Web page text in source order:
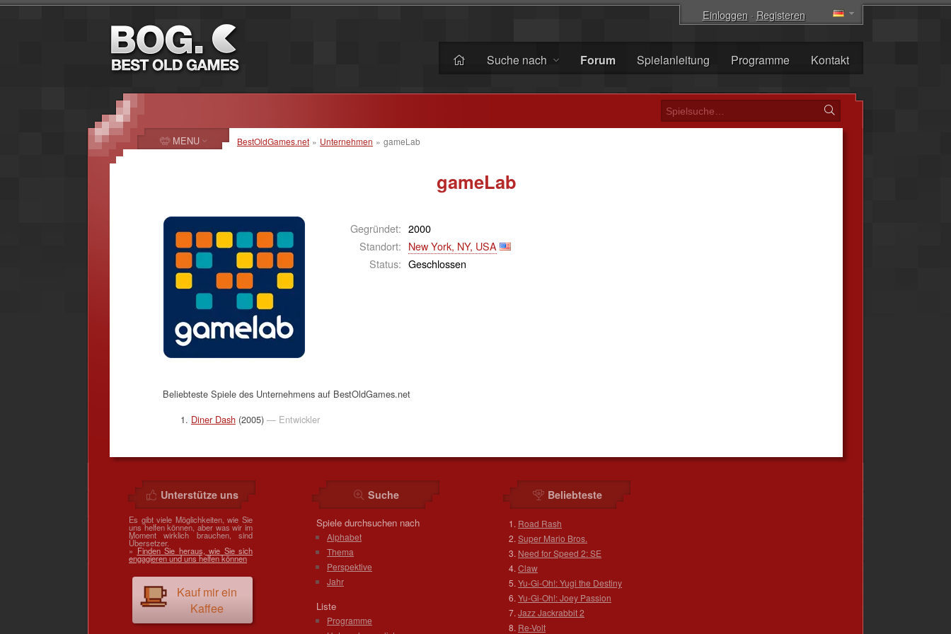
Einloggen· Registeren
Suche nach Forum Spielanleitung Programme Kontakt
BestOldGames.net » Unternehmen » gameLab
gameLab
Gegründet: 2000
Standort: New York, NY, USA
Status: Geschlossen
Beliebteste Spiele des Unternehmens auf BestOldGames.net
Diner Dash (2005) — Entwickler
MENU
Unterstütze uns
Es gibt viele Möglichkeiten, wie Sie
uns helfen können, aber was wir im
Moment wirklich brauchen, sind
Übersetzer.
» Finden Sie heraus, wie Sie sich
engagieren und uns helfen können
Kauf mir ein
Kaffee
Suche
Spiele durchsuchen nach
Alphabet
Thema
Perspektive
Jahr
Liste
Programme
Beliebteste
Road Rash
Super Mario Bros.
Need for Speed 2: SE
Claw
Yu-Gi-Oh!: Yugi the Destiny
Yu-Gi-Oh!: Joey Passion
Jazz Jackrabbit 2
Re-Volt